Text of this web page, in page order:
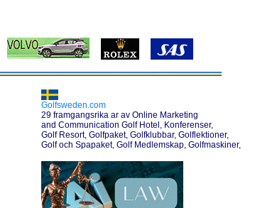
Golfsweden.com
29 framgangsrika ar av Online Marketing
and Communication Golf Hotel, Konferenser,
Golf Resort, Golfpaket, Golfklubbar, Golflektioner,
Golf och Spapaket, Golf Medlemskap, Golfmaskiner,